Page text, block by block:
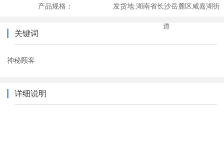
产品规格： 发货地:湖南省长沙岳麓区咸嘉湖街
道
关键词
神秘顾客
详细说明